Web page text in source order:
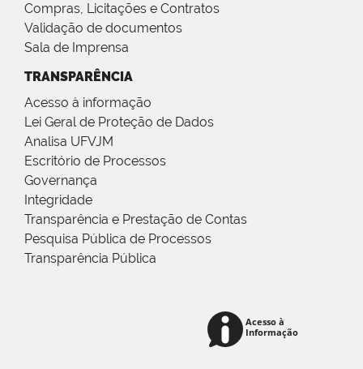
Compras, Licitações e Contratos
Validação de documentos
Sala de Imprensa
TRANSPARÊNCIA
Acesso à informação
Lei Geral de Proteção de Dados
Analisa UFVJM
Escritório de Processos
Governança
Integridade
Transparência e Prestação de Contas
Pesquisa Pública de Processos
Transparência Pública